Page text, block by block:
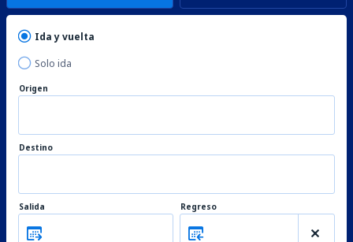
Ida y vuelta
Solo ida
Origen
Destino
Salida Regreso